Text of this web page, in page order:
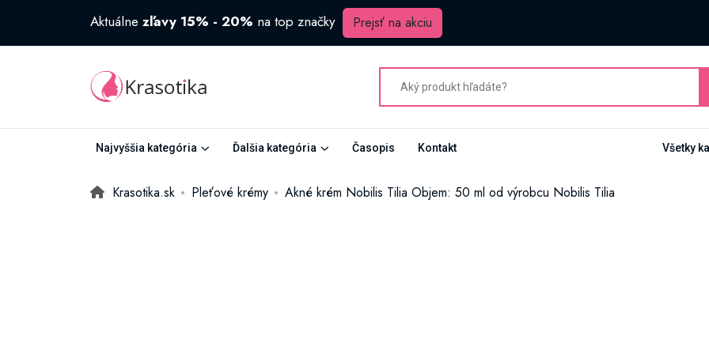
Aktuálne zľavy 15% - 20% na top značky Prejsť na akciu
Najvyššia kategória Ďalšia kategória Časopis Kontakt Všetky
Krasotika.sk Pleťové krémy Akné krém Nobilis Tilia Objem: 50 ml od výrobcu Nobilis Tilia